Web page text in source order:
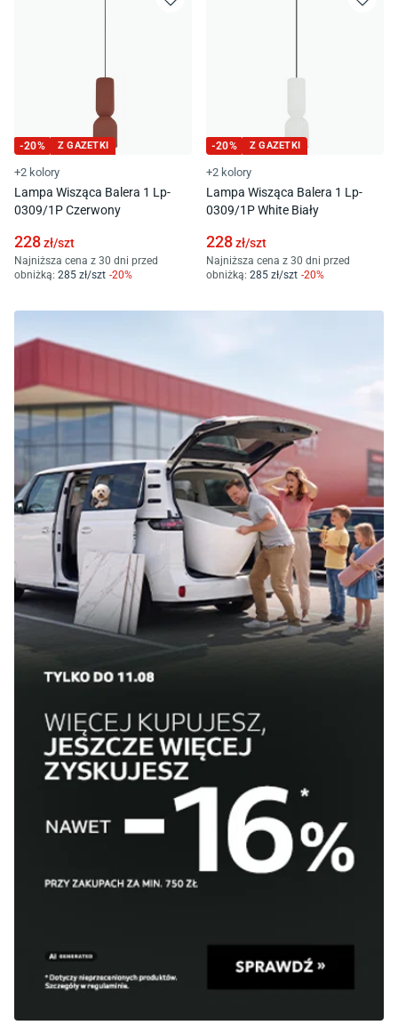
-20% Z GAZETKI
+2 kolory
Lampa Wisząca Balera 1 Lp-
0309/1P Czerwony
228zł/szt
Najniższa cena z 30 dni przed
obniżką: 285 zł/szt -20%
-20% Z GAZETKI
+2 kolory
Lampa Wisząca Balera 1 Lp-
0309/1P White Biały
228zł/szt
Najniższa cena z 30 dni przed
obniżką: 285 zł/szt -20%